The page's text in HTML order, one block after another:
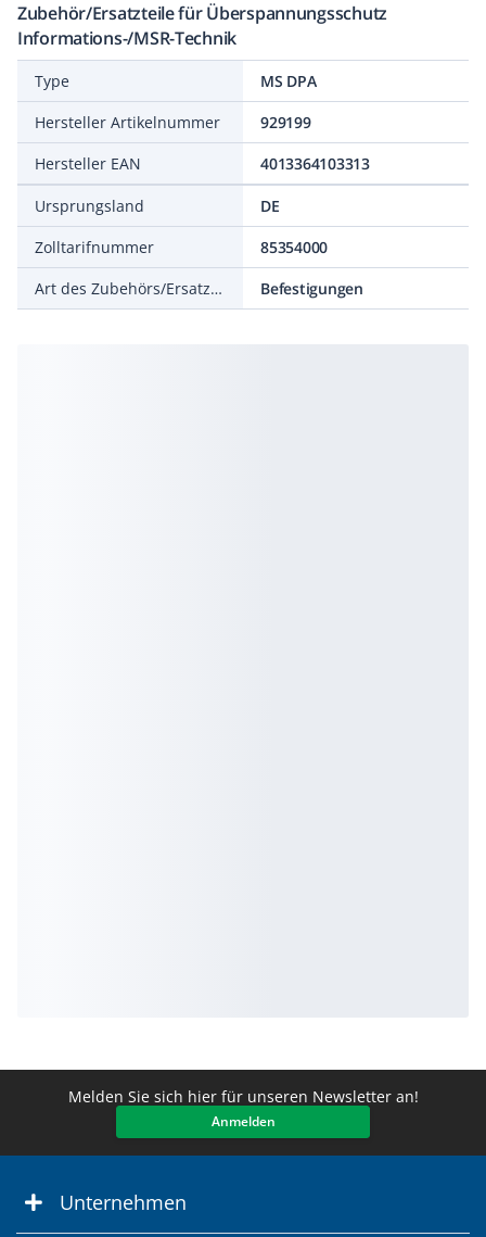
Zubehör/Ersatzteile für Überspannungsschutz
Informations-/MSR-Technik
Type
MS DPA
Hersteller Artikelnummer
929199
Hersteller EAN
4013364103313
Ursprungsland
DE
Zolltarifnummer
85354000
Art des Zubehörs/Ersatzteils
Befestigungen
Melden Sie sich hier für unseren Newsletter an!
Anmelden
Unternehmen